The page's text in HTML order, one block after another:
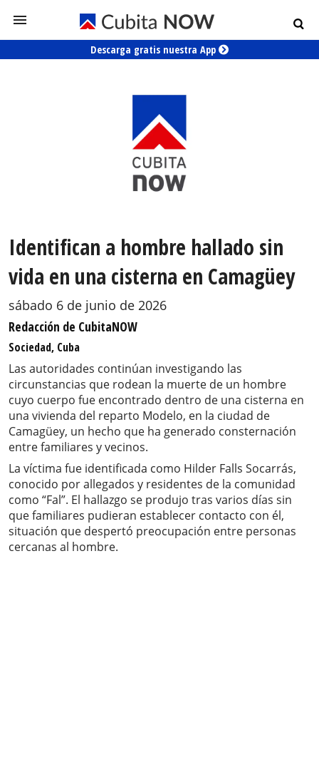
Descarga gratis nuestra App
Identifican a hombre hallado sin
vida en una cisterna en Camagüey
sábado 6 de junio de 2026
Redacción de CubitaNOW
Sociedad, Cuba
Las autoridades continúan investigando las
circunstancias que rodean la muerte de un hombre
cuyo cuerpo fue encontrado dentro de una cisterna en
una vivienda del reparto Modelo, en la ciudad de
Camagüey, un hecho que ha generado consternación
entre familiares y vecinos.
La víctima fue identificada como Hilder Falls Socarrás,
conocido por allegados y residentes de la comunidad
como “Fal”. El hallazgo se produjo tras varios días sin
que familiares pudieran establecer contacto con él,
situación que despertó preocupación entre personas
cercanas al hombre.